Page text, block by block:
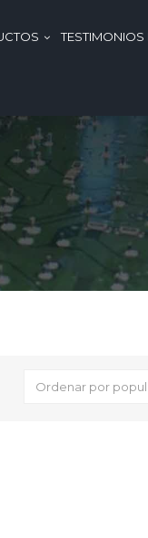
TESTIMONIOS
Ordenar por